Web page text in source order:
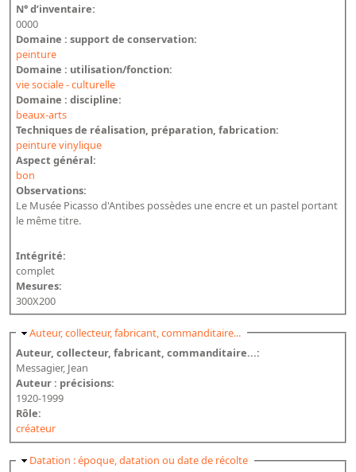
Recherche de fonds, collections et provenances
L'histoire de la BnF en objets
Explorer
Organigrammes de la bibliothèque
Rapports d'activité de la Bibliothèque
Répertoire
Répertoire des catalogues d'expositions
Répertoire des catalogues
Publications
Guides des sources publiés
Ouvrages et documents sur la BnF numérisés dans Gallica
Revue de la Bibliothèque nationale de France
Directeurs de la Bibliothèque nationale du XIVe siècle à nos jours
Listes et biographies des directeurs de départements
Implantations de la Bibliothèque nationale de France
Le fil de l'histoire (frise chonologique)
N° d’inventaire:
0000
Domaine : support de conservation:
peinture
Domaine : utilisation/fonction:
vie sociale - culturelle
Domaine : discipline:
beaux-arts
Techniques de réalisation, préparation, fabrication:
peinture vinylique
Aspect général:
bon
Observations:
Le Musée Picasso d'Antibes possèdes une encre et un pastel portant
le même titre.
Intégrité:
complet
Mesures:
300X200
Masquer
Auteur, collecteur, fabricant, commanditaire...
Auteur, collecteur, fabricant, commanditaire...:
Messagier, Jean
Auteur : précisions:
1920-1999
Rôle:
créateur
Masquer
Datation : époque, datation ou date de récolte